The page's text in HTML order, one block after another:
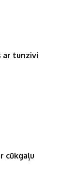
ar tunzivi
cūkgaļu